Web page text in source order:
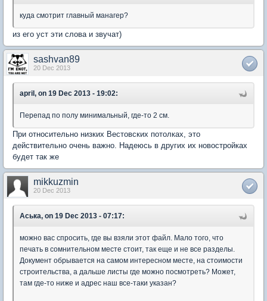
куда смотрит главный манагер?
из его уст эти слова и звучат)
sashvan89
20 Dec 2013
april, on 19 Dec 2013 - 19:02:
Перепад по полу минимальный, где-то 2 см.
При относительно низких Вестовских потолках, это
действительно очень важно. Надеюсь в других их новостройках
будет так же
mikkuzmin
20 Dec 2013
Аська, on 19 Dec 2013 - 07:17:
можно вас спросить, где вы взяли этот файл. Мало того, что
печать в сомнительном месте стоит, так еще и не все разделы.
Документ обрывается на самом интересном месте, на стоимости
строительства, а дальше листы где можно посмотреть? Может,
там где-то ниже и адрес наш все-таки указан?